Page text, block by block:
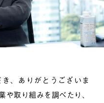
、ありがとうございま
取り組みを調べたり、